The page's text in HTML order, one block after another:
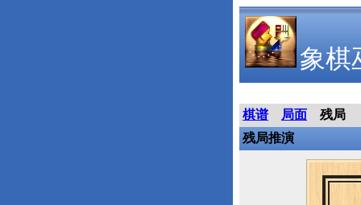
象棋
棋谱 局面
残局
残局推演